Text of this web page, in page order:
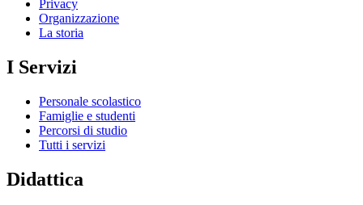
Privacy
Organizzazione
La storia
I Servizi
Personale scolastico
Famiglie e studenti
Percorsi di studio
Tutti i servizi
Didattica